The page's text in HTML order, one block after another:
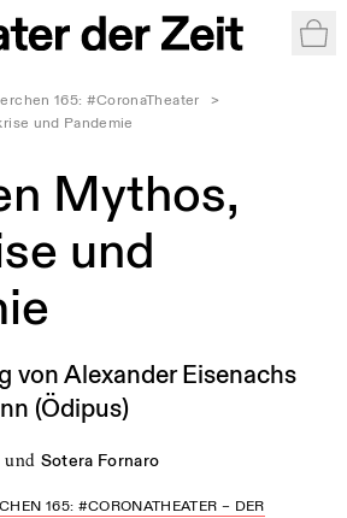
165: #CoronaTheater
>
und Pandemie
Mythos,
und
von Alexander Eisenachs
(Ödipus)
und Sotera Fornaro
165: #CORONATHEATER – DER